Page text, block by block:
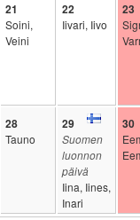
21
Soini,
Veini
22
Iivari, Iivo
23
28
Tauno
29
Suomen
luonnon
päivä
Iina, Iines,
Inari
30